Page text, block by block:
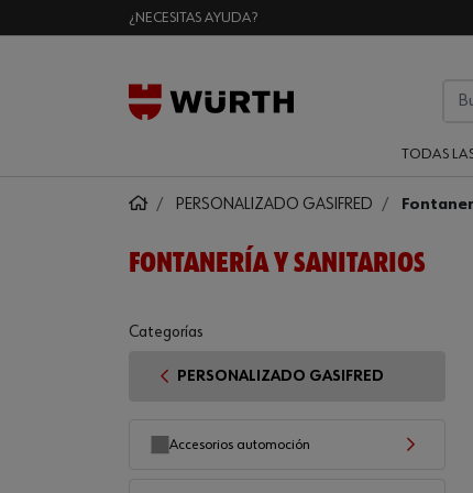
¿NECESITAS AYUDA?
TODAS
PERSONALIZADO GASIFRED
FONTANERÍA Y SANITARIOS
Categorías
PERSONALIZADO GASIFRED
Accesorios automoción